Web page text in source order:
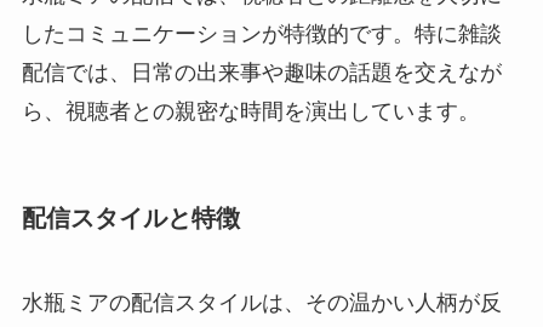
したコミュニケーションが特徴的です。特に雑談
配信では、日常の出来事や趣味の話題を交えなが
ら、視聴者との親密な時間を演出しています。
配信スタイルと特徴
水瓶ミアの配信スタイルは、その温かい人柄が反